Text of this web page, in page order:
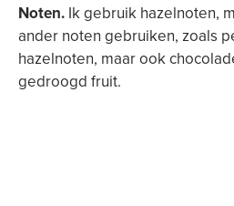
Noten. Ik gebruik hazelnoten,
ander noten gebruiken, zoals
hazelnoten, maar ook
gedroogd fruit.